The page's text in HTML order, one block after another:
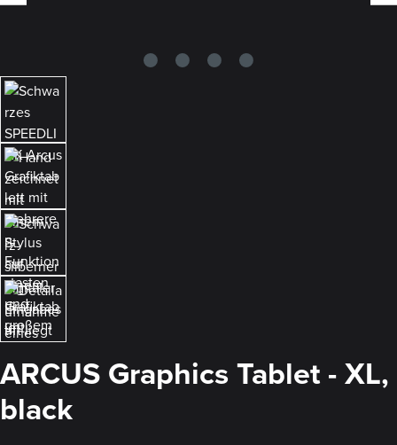
ARCUS Graphics Tablet - XL,
black